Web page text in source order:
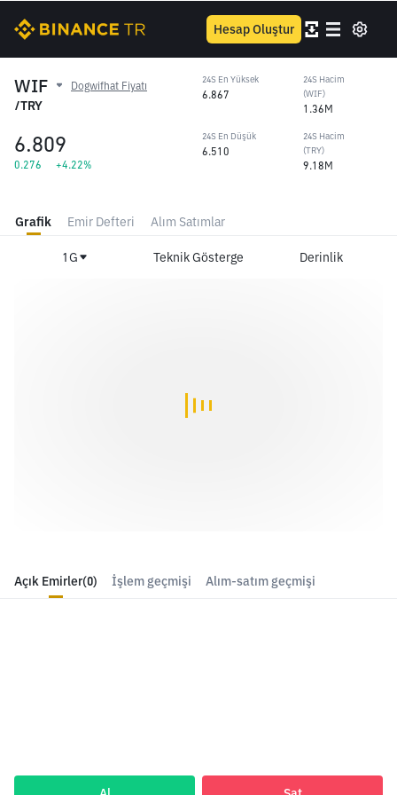
Hesap Oluştur
WIF Dogwifhat Fiyatı
/TRY
6.809
0.276 +4.22%
24S En Yüksek
6.867
24S En Düşük
6.510
24S Hacim
(WIF)
1.36M
24S Hacim
(TRY)
9.18M
Açık Emirler(0) İşlem geçmişi Alım-satım geçmişi
Grafik Emir Defteri Alım Satımlar
1G Teknik Gösterge Derinlik